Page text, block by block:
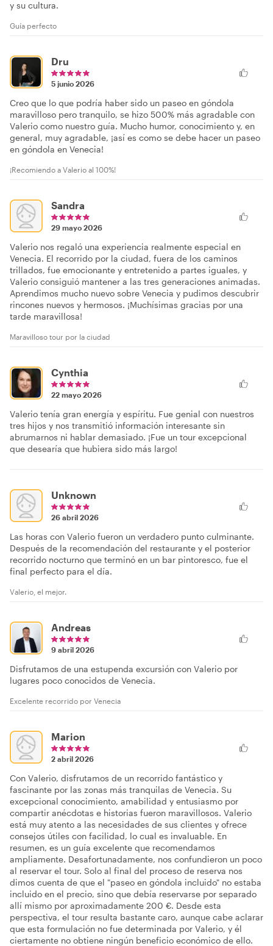
y su cultura.
Guía perfecto
Dru
5 junio 2026
Creo que lo que podría haber sido un paseo en góndola
maravilloso pero tranquilo, se hizo 500% más agradable con
Valerio como nuestro guía. Mucho humor, conocimiento y, en
general, muy agradable, ¡así es como se debe hacer un paseo
en góndola en Venecia!
¡Recomiendo a Valerio al 100%!
Sandra
29 mayo 2026
Valerio nos regaló una experiencia realmente especial en
Venecia. El recorrido por la ciudad, fuera de los caminos
trillados, fue emocionante y entretenido a partes iguales, y
Valerio consiguió mantener a las tres generaciones animadas.
Aprendimos mucho nuevo sobre Venecia y pudimos descubrir
rincones nuevos y hermosos. ¡Muchísimas gracias por una
tarde maravillosa!
Maravilloso tour por la ciudad
Cynthia
22 mayo 2026
Valerio tenía gran energía y espíritu. Fue genial con nuestros
tres hijos y nos transmitió información interesante sin
abrumarnos ni hablar demasiado. ¡Fue un tour excepcional
que desearía que hubiera sido más largo!
Unknown
26 abril 2026
Las horas con Valerio fueron un verdadero punto culminante.
Después de la recomendación del restaurante y el posterior
recorrido nocturno que terminó en un bar pintoresco, fue el
final perfecto para el día.
Valerio, el mejor.
Andreas
9 abril 2026
Disfrutamos de una estupenda excursión con Valerio por
lugares poco conocidos de Venecia.
Excelente recorrido por Venecia
Marion
2 abril 2026
Con Valerio, disfrutamos de un recorrido fantástico y
fascinante por las zonas más tranquilas de Venecia. Su
excepcional conocimiento, amabilidad y entusiasmo por
compartir anécdotas e historias fueron maravillosos. Valerio
está muy atento a las necesidades de sus clientes y ofrece
consejos útiles con facilidad, lo cual es invaluable. En
resumen, es un guía excelente que recomendamos
ampliamente. Desafortunadamente, nos confundieron un poco
al reservar el tour. Solo al final del proceso de reserva nos
dimos cuenta de que el "paseo en góndola incluido" no estaba
incluido en el precio, sino que debía reservarse por separado
allí mismo por aproximadamente 200 €. Desde esta
perspectiva, el tour resulta bastante caro, aunque cabe aclarar
que esta formulación no fue determinada por Valerio, y él
ciertamente no obtiene ningún beneficio económico de ello.